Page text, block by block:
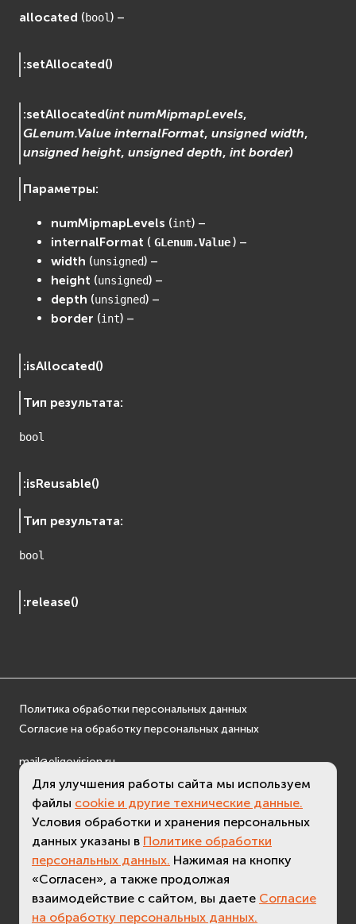
allocated (bool) –
:setAllocated()
:setAllocated(int numMipmapLevels,
GLenum.Value internalFormat,unsigned width,
unsigned height,unsigned depth,int border)
Параметры:
numMipmapLevels (int) –
internalFormat ( GLenum.Value ) –
width (unsigned) –
height (unsigned) –
depth (unsigned) –
border (int) –
:isAllocated()
Тип результата:
bool
:isReusable()
Тип результата:
bool
:release()
Политика обработки персональных данных
Согласие на обработку персональных данных
mail@eligovision.ru
+7 (495) 740 08 16
© ООО "ЭлигоВижн", 2005-2026
Для улучшения работы сайта мы используем
файлы cookie и другие технические данные.
Условия обработки и хранения персональных
данных указаны в Политике обработки
персональных данных. Нажимая на кнопку
«Согласен», а также продолжая
взаимодействие с сайтом, вы даете Согласие
на обработку персональных данных.